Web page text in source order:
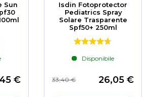
Sun
€
Isdin Fotoprotector
Pediatrics Spray
Solare Trasparente
Spf50+ 250ml
Disponibile
26,05 €
33,40 €